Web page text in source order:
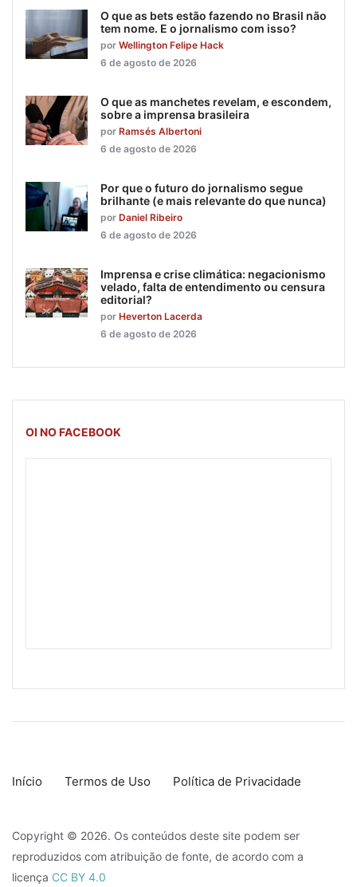
O que as bets estão fazendo no Brasil não
tem nome. E o jornalismo com isso?
por Wellington Felipe Hack
6 de agosto de 2026
O que as manchetes revelam, e escondem,
sobre a imprensa brasileira
por Ramsés Albertoni
6 de agosto de 2026
Por que o futuro do jornalismo segue
brilhante (e mais relevante do que nunca)
por Daniel Ribeiro
6 de agosto de 2026
Imprensa e crise climática: negacionismo
velado, falta de entendimento ou censura
editorial?
por Heverton Lacerda
6 de agosto de 2026
OI NO FACEBOOK
Início Termos de Uso Política de Privacidade
Copyright © 2026. Os conteúdos deste site podem ser
reproduzidos com atribuição de fonte, de acordo com a
licença CC BY 4.0